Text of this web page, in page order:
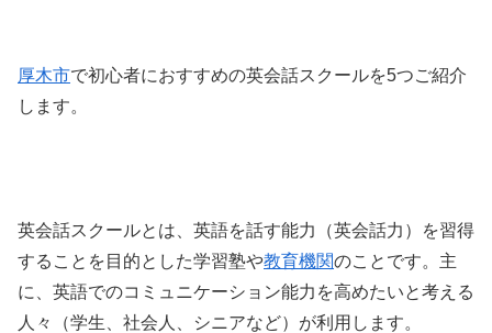
厚木市で初心者におすすめの英会話スクールを5つご紹介
します。
英会話スクールとは、英語を話す能力（英会話力）を習得
することを目的とした学習塾や教育機関のことです。主
に、英語でのコミュニケーション能力を高めたいと考える
人々（学生、社会人、シニアなど）が利用します。